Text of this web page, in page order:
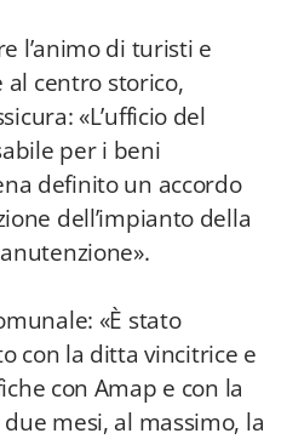
l’animo di turisti e
al centro storico,
«L’ufficio del
per i beni
definito un accordo
dell’impianto della
«È stato
con la ditta vincitrice e
con Amap e con la
mesi, al massimo, la